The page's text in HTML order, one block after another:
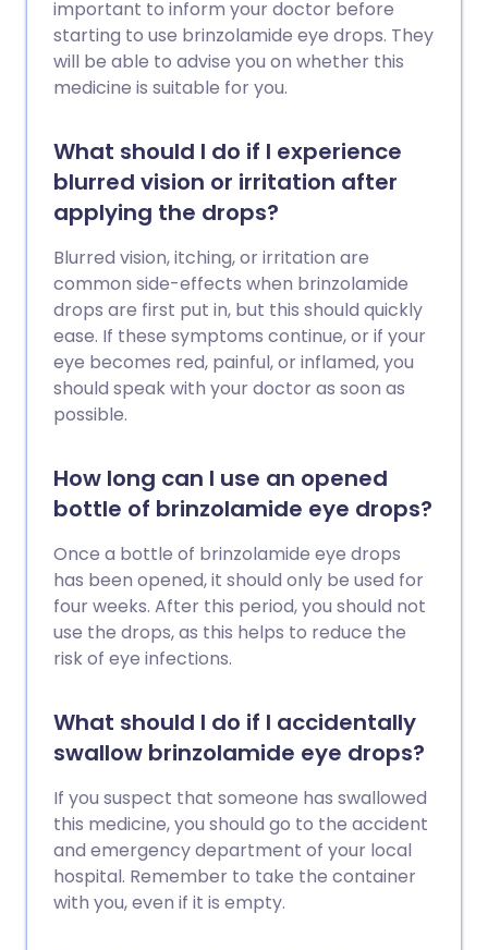
important to inform your doctor before
starting to use brinzolamide eye drops. They
will be able to advise you on whether this
medicine is suitable for you.
What should I do if I experience
blurred vision or irritation after
applying the drops?
Blurred vision, itching, or irritation are
common side-effects when brinzolamide
drops are first put in, but this should quickly
ease. If these symptoms continue, or if your
eye becomes red, painful, or inflamed, you
should speak with your doctor as soon as
possible.
How long can I use an opened
bottle of brinzolamide eye drops?
Once a bottle of brinzolamide eye drops
has been opened, it should only be used for
four weeks. After this period, you should not
use the drops, as this helps to reduce the
risk of eye infections.
What should I do if I accidentally
swallow brinzolamide eye drops?
If you suspect that someone has swallowed
this medicine, you should go to the accident
and emergency department of your local
hospital. Remember to take the container
with you, even if it is empty.